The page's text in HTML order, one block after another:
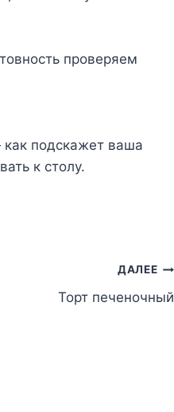
проверяем
подскажет ваша
к столу.
ДАЛЕЕ
Торт печеночный